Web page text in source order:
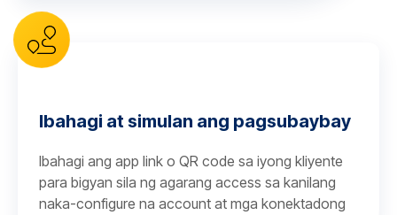
Ibahagi at simulan ang pagsubaybay
Ibahagi ang app link o QR code sa iyong kliyente
para bigyan sila ng agarang access sa kanilang
naka-configure na account at mga konektadong